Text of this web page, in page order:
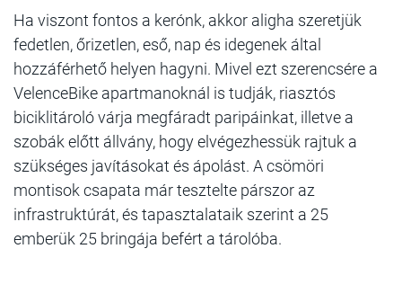
Ha viszont fontos a kerónk, akkor aligha szeretjük
fedetlen, őrizetlen, eső, nap és idegenek által
hozzáférhető helyen hagyni. Mivel ezt szerencsére a
VelenceBike apartmanoknál is tudják, riasztós
biciklitároló várja megfáradt paripáinkat, illetve a
szobák előtt állvány, hogy elvégezhessük rajtuk a
szükséges javításokat és ápolást. A csömöri
montisok csapata már tesztelte párszor az
infrastruktúrát, és tapasztalataik szerint a 25
emberük 25 bringája befért a tárolóba.